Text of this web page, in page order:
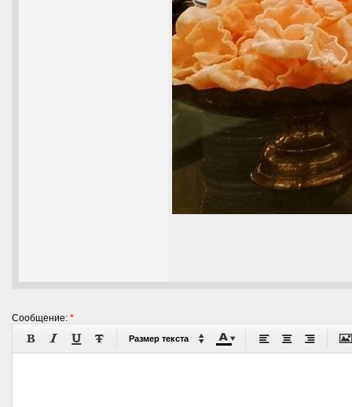
Сообщение: *
    Размер текста      